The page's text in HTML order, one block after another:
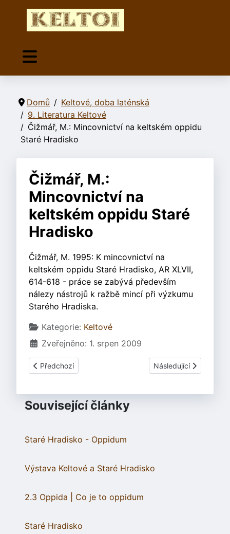
Domů
Keltové, doba laténská
9. Literatura Keltové
Čižmář, M.: Mincovnictví na keltském oppidu
Staré Hradisko
Čižmář, M.:
Mincovnictví na
keltském oppidu Staré
Hradisko
Čižmář, M. 1995: K mincovnictví na
keltském oppidu Staré Hradisko, AR XLVII,
614-618 - práce se zabývá především
nálezy nástrojů k ražbě mincí při výzkumu
Starého Hradiska.
Základní údaje
Kategorie: Keltové
Zveřejněno: 1. srpen 2009
Předchozí článek: Bartošková, V. a kol.: Duchcovský
Předchozí Další článek: Slabina
Následující
Související články
Staré Hradisko - Oppidum
Výstava Keltové a Staré Hradisko
2.3 Oppida | Co je to oppidum
Staré Hradisko